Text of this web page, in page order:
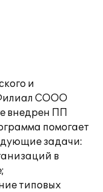
и
СООО
внедрен ПП
помогает
задачи:
в
типовых